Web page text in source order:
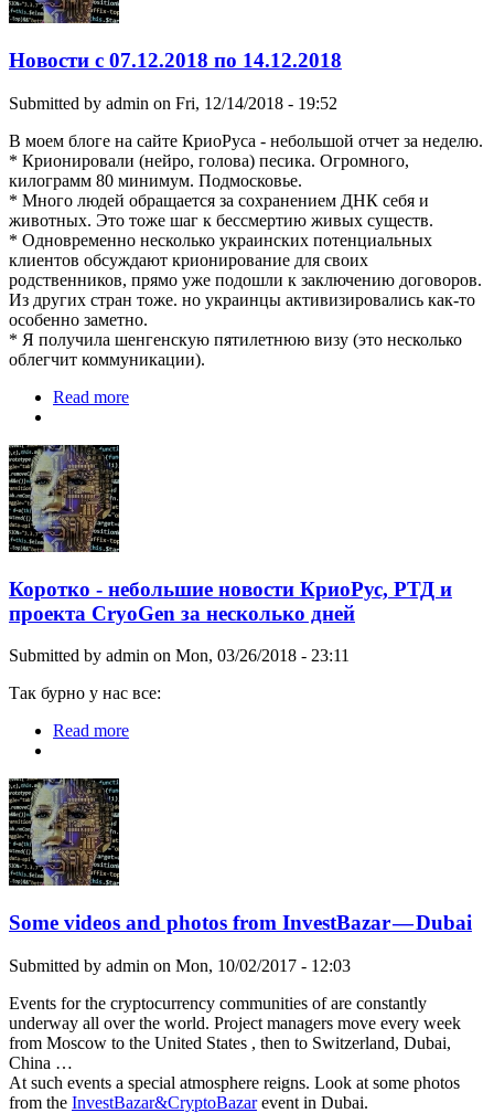
Новости с 07.12.2018 по 14.12.2018
Submitted by admin on Fri, 12/14/2018 - 19:52
В моем блоге на сайте КриоРуса - небольшой отчет за неделю.
* Крионировали (нейро, голова) песика. Огромного,
килограмм 80 минимум. Подмосковье.
* Много людей обращается за сохранением ДНК себя и
животных. Это тоже шаг к бессмертию живых существ.
* Одновременно несколько украинских потенциальных
клиентов обсуждают крионирование для своих
родственников, прямо уже подошли к заключению договоров.
Из других стран тоже. но украинцы активизировались как-то
особенно заметно.
* Я получила шенгенскую пятилетнюю визу (это несколько
облегчит коммуникации).
Read more
Коротко - небольшие новости КриоРус, РТД и
проекта CryoGen за несколько дней
Submitted by admin on Mon, 03/26/2018 - 23:11
Так бурно у нас все:
Read more
Some videos and photos from InvestBazar — Dubai
Submitted by admin on Mon, 10/02/2017 - 12:03
Events for the cryptocurrency communities of are constantly
underway all over the world. Project managers move every week
from Moscow to the United States , then to Switzerland, Dubai,
China …
At such events a special atmosphere reigns. Look at some photos
from the InvestBazar&CryptoBazarevent in Dubai.